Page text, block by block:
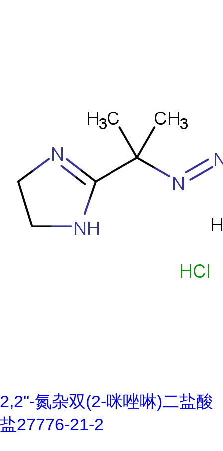
2,2''-氮杂双(2-咪唑啉)二盐酸
盐27776-21-2